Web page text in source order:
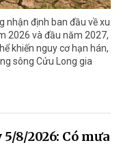
nhận định ban đầu về xu
2026 và đầu năm 2027,
khiến nguy cơ hạn hán,
sông Cửu Long gia
8/2026: Có mưa